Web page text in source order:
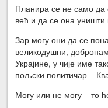
Планира се не само да
већ и да се она уништи
Зар могу они да се
великодушни,
Украјине, у чије име
пољски политичар –
Могу или не могу – то